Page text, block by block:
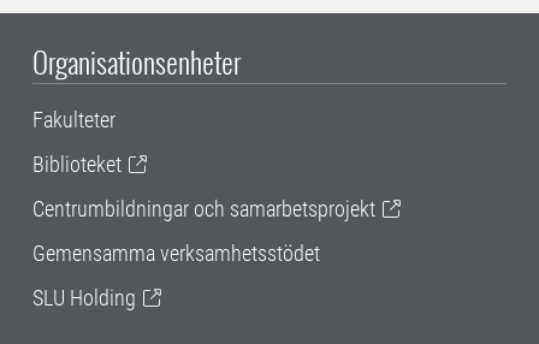
Organisationsenheter
Fakulteter
Biblioteket
Centrumbildningar och samarbetsprojekt
Gemensamma verksamhetsstödet
SLU Holding